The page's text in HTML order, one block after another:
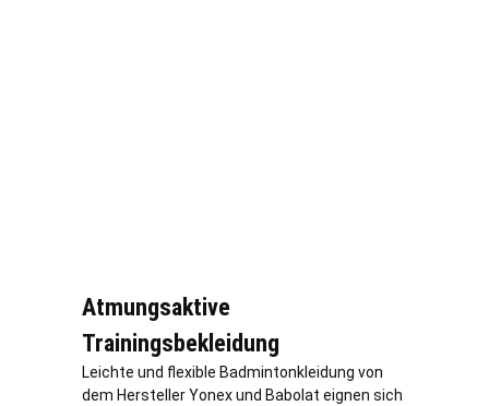
Atmungsaktive
Trainingsbekleidung
Leichte und flexible Badmintonkleidung von
dem Hersteller Yonex und Babolat eignen sich